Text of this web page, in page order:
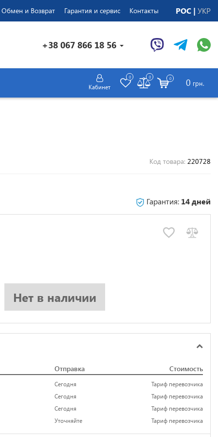
Обмен и Возврат Гарантия и сервис Контакты РОС УКР
+38 067 866 18 56
Кабинет
0 0 0 0 грн.
Код товара: 220728
Гарантия: 14 дней
Нет в наличии
Отправка Стоимость
Сегодня
Тариф перевозчика
Сегодня
Тариф перевозчика
Сегодня
Тариф перевозчика
Уточняйте Тариф перевозчика